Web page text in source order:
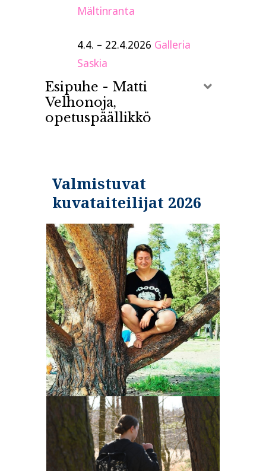
Mältinranta
4.4. – 22.4.2026 Galleria
Saskia
Esipuhe - Matti
Velhonoja,
opetuspäällikkö
Laajenna
Valmistuvat
kuvataiteilijat 2026